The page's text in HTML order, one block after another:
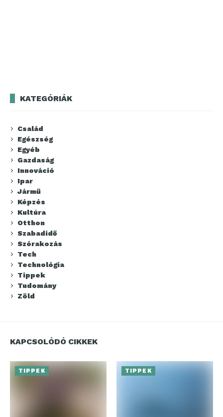
KATEGÓRIÁK
Család
Egészség
Egyéb
Gazdaság
Innováció
Ipar
Jármű
Képzés
Kultúra
Otthon
Szabadidő
Szórakozás
Tech
Technológia
Tippek
Tudomány
Zöld
KAPCSOLÓDÓ CIKKEK
TIPPEK TIPPEK